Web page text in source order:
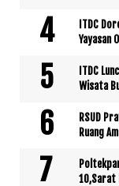
ITDC
Yayasan
ITDC
Wisata
RSUD
Ruang
10,Sarat